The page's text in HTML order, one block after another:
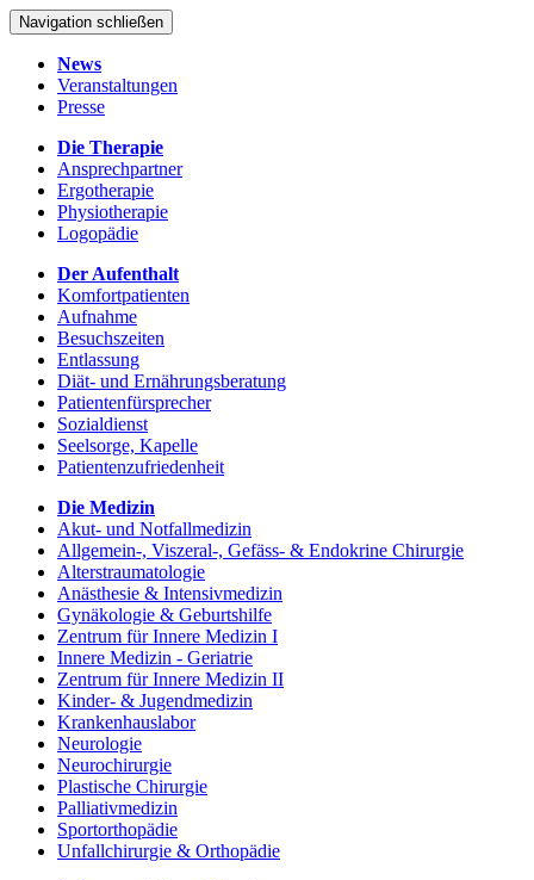
Navigation schließen
News
Veranstaltungen
Presse
Die Therapie
Ansprechpartner
Ergotherapie
Physiotherapie
Logopädie
Der Aufenthalt
Komfortpatienten
Aufnahme
Besuchszeiten
Entlassung
Diät- und Ernährungsberatung
Patientenfürsprecher
Sozialdienst
Seelsorge, Kapelle
Patientenzufriedenheit
Die Medizin
Akut- und Notfallmedizin
Allgemein-, Viszeral-, Gefäss- & Endokrine Chirurgie
Alterstraumatologie
Anästhesie & Intensivmedizin
Gynäkologie & Geburtshilfe
Zentrum für Innere Medizin I
Innere Medizin - Geriatrie
Zentrum für Innere Medizin II
Kinder- & Jugendmedizin
Krankenhauslabor
Neurologie
Neurochirurgie
Plastische Chirurgie
Palliativmedizin
Sportorthopädie
Unfallchirurgie & Orthopädie